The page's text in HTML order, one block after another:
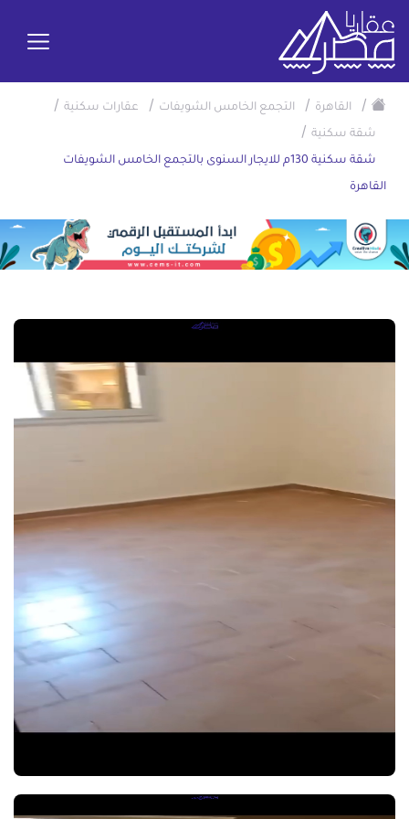
/ القاهرة / التجمع الخامس الشويفات / عقارات سكنية /
شقة سكنية /
شقة سكنية 130م للايجار السنوى بالتجمع الخامس الشويفات
القاهرة